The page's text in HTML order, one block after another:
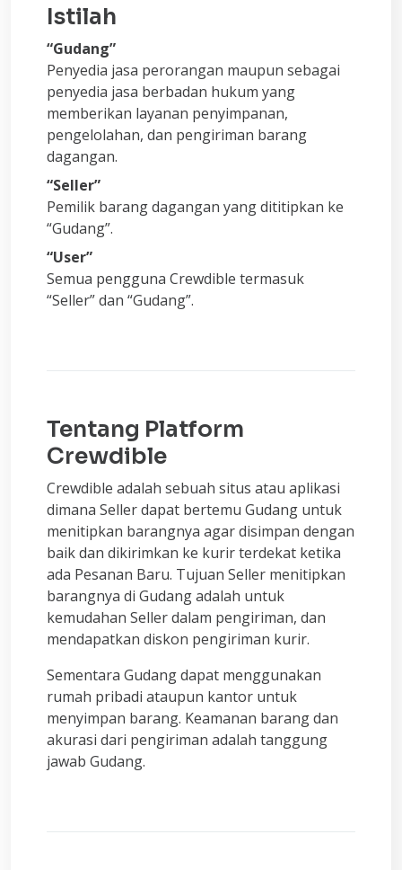
Istilah
“Gudang”
Penyedia jasa perorangan maupun sebagai
penyedia jasa berbadan hukum yang
memberikan layanan penyimpanan,
pengelolahan, dan pengiriman barang
dagangan.
“Seller”
Pemilik barang dagangan yang dititipkan ke
“Gudang”.
“User”
Semua pengguna Crewdible termasuk
“Seller” dan “Gudang”.
Tentang Platform
Crewdible
Crewdible adalah sebuah situs atau aplikasi
dimana Seller dapat bertemu Gudang untuk
menitipkan barangnya agar disimpan dengan
baik dan dikirimkan ke kurir terdekat ketika
ada Pesanan Baru. Tujuan Seller menitipkan
barangnya di Gudang adalah untuk
kemudahan Seller dalam pengiriman, dan
mendapatkan diskon pengiriman kurir.
Sementara Gudang dapat menggunakan
rumah pribadi ataupun kantor untuk
menyimpan barang. Keamanan barang dan
akurasi dari pengiriman adalah tanggung
jawab Gudang.